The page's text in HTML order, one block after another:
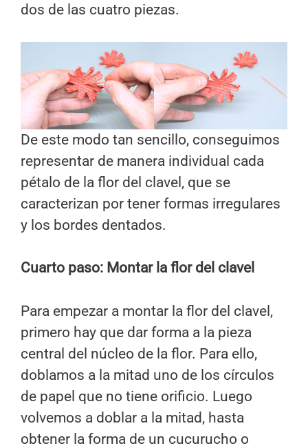
dos de las cuatro piezas.
De este modo tan sencillo, conseguimos
representar de manera individual cada
pétalo de la flor del clavel, que se
caracterizan por tener formas irregulares
y los bordes dentados.
Cuarto paso: Montar la flor del clavel
Para empezar a montar la flor del clavel,
primero hay que dar forma a la pieza
central del núcleo de la flor. Para ello,
doblamos a la mitad uno de los círculos
de papel que no tiene orificio. Luego
volvemos a doblar a la mitad, hasta
obtener la forma de un cucurucho o